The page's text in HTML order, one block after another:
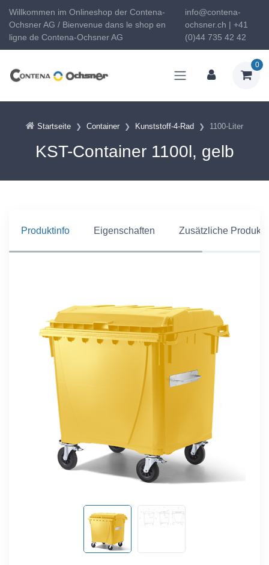
Willkommen im Onlineshop der Contena-
Ochsner AG / Bienvenue dans le shop en
ligne de Contena-Ochsner AG
info@contena-
ochsner.ch | +41
(0)44 735 42 42
0
Startseite Container Kunststoff-4-Rad 1100-Liter
KST-Container 1100l, gelb
Produktinfo Eigenschaften Zusätzliche